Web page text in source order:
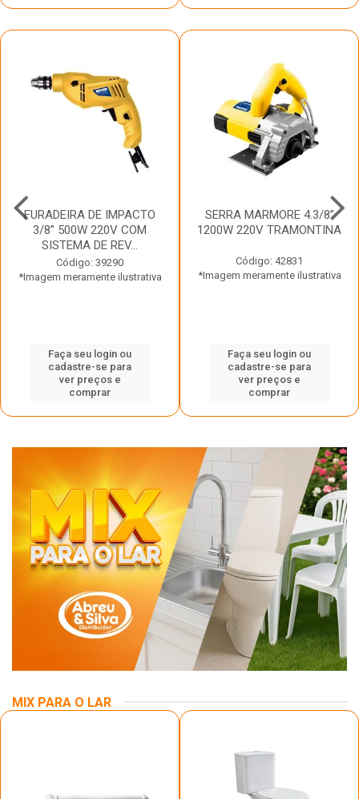
FURADEIRA DE IMPACTO
3/8” 500W 220V COM
SISTEMA DE REV...
Código: 39290
*Imagem meramente ilustrativa
Faça seu login ou
cadastre-se para
ver preços e
comprar
SERRA MARMORE 4.3/8”
1200W 220V TRAMONTINA
Código: 42831
*Imagem meramente ilustrativa
Faça seu login ou
cadastre-se para
ver preços e
comprar
MIX PARA O LAR